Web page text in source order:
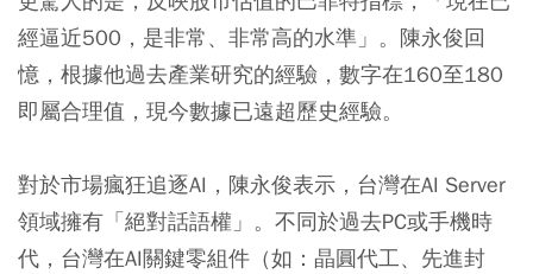
經逼近500，是非常、非常高的水準」。陳永俊回
憶，根據他過去產業研究的經驗，數字在160至180
即屬合理值，現今數據已遠超歷史經驗。
對於市場瘋狂追逐AI，陳永俊表示，台灣在AI Server
領域擁有「絕對話語權」。不同於過去PC或手機時
代，台灣在AI關鍵零組件（如：晶圓代工、先進封